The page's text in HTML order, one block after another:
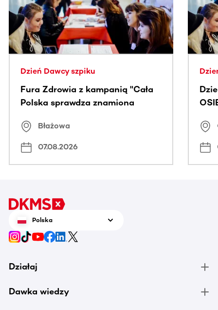
Dzień Dawcy szpiku
Fura Zdrowia z kampanią "Cała
Polska sprawdza znamiona
Błażowa
07.08.2026
Polska
Działaj
Dawka wiedzy